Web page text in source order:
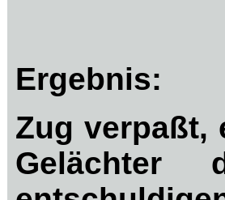
Ergebnis:
Zug verpaßt,
Gelächter